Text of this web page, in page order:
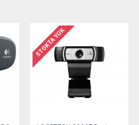
STOKTA YOK